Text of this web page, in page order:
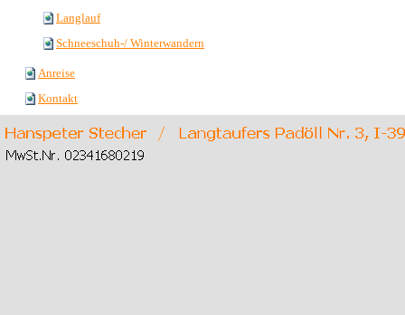
Langlauf
Schneeschuh-/ Winterwandern
Anreise
Kontakt